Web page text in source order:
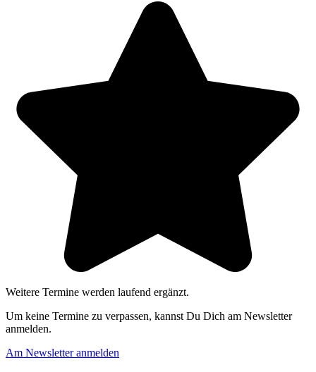
Weitere Termine werden laufend ergänzt.
Um keine Termine zu verpassen, kannst Du Dich am Newsletter
anmelden.
Am Newsletter anmelden